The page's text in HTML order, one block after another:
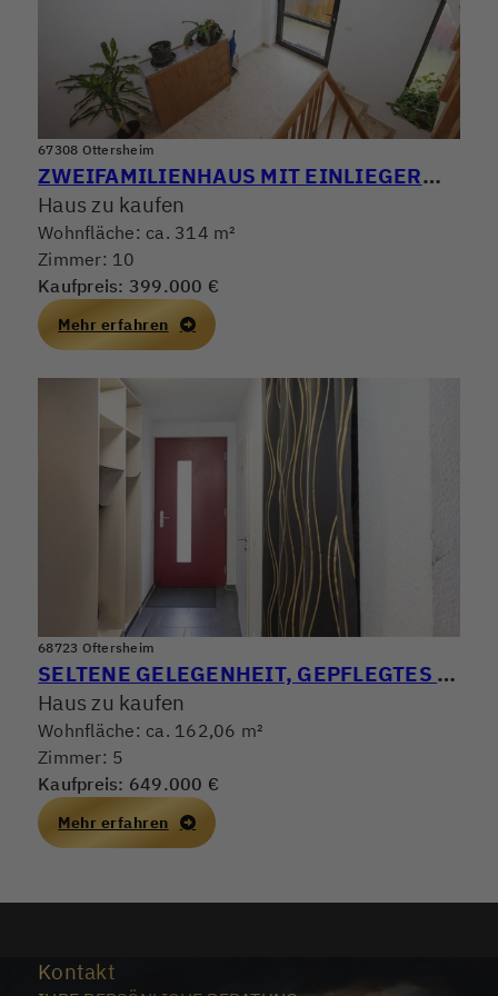
67308 Ottersheim
ZWEIFAMILIENHAUS MIT EINLIEGERWOHNUNG
Haus zu kaufen
Wohnfläche: ca. 314 m²
Zimmer: 10
Kaufpreis: 399.000 €
Mehr erfahren
68723 Oftersheim
SELTENE GELEGENHEIT, GEPFLEGTES REIHENMITTELHAUS MIT GROSSER TERRASSE & SEPARATER DACHTERRASSE
Haus zu kaufen
Wohnfläche: ca. 162,06 m²
Zimmer: 5
Kaufpreis: 649.000 €
Mehr erfahren
Kontakt